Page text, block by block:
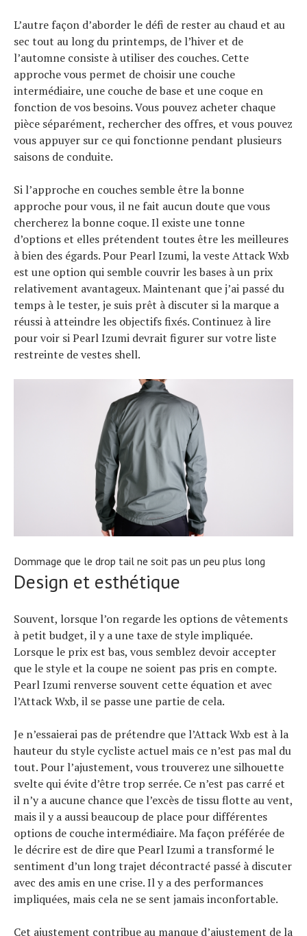
L’autre façon d’aborder le défi de rester au chaud et au
sec tout au long du printemps, de l’hiver et de
l’automne consiste à utiliser des couches. Cette
approche vous permet de choisir une couche
intermédiaire, une couche de base et une coque en
fonction de vos besoins. Vous pouvez acheter chaque
pièce séparément, rechercher des offres, et vous pouvez
vous appuyer sur ce qui fonctionne pendant plusieurs
saisons de conduite.
Si l’approche en couches semble être la bonne
approche pour vous, il ne fait aucun doute que vous
chercherez la bonne coque. Il existe une tonne
d’options et elles prétendent toutes être les meilleures
à bien des égards. Pour Pearl Izumi, la veste Attack Wxb
est une option qui semble couvrir les bases à un prix
relativement avantageux. Maintenant que j’ai passé du
temps à le tester, je suis prêt à discuter si la marque a
réussi à atteindre les objectifs fixés. Continuez à lire
pour voir si Pearl Izumi devrait figurer sur votre liste
restreinte de vestes shell.
Dommage que le drop tail ne soit pas un peu plus long
Design et esthétique
Souvent, lorsque l’on regarde les options de vêtements
à petit budget, il y a une taxe de style impliquée.
Lorsque le prix est bas, vous semblez devoir accepter
que le style et la coupe ne soient pas pris en compte.
Pearl Izumi renverse souvent cette équation et avec
l’Attack Wxb, il se passe une partie de cela.
Je n’essaierai pas de prétendre que l’Attack Wxb est à la
hauteur du style cycliste actuel mais ce n’est pas mal du
tout. Pour l’ajustement, vous trouverez une silhouette
svelte qui évite d’être trop serrée. Ce n’est pas carré et
il n’y a aucune chance que l’excès de tissu flotte au vent,
mais il y a aussi beaucoup de place pour différentes
options de couche intermédiaire. Ma façon préférée de
le décrire est de dire que Pearl Izumi a transformé le
sentiment d’un long trajet décontracté passé à discuter
avec des amis en une crise. Il y a des performances
impliquées, mais cela ne se sent jamais inconfortable.
Cet ajustement contribue au manque d’ajustement de la
Actualités
Tests de produits
Conseils
Tendances
Tous nos articles
À propos